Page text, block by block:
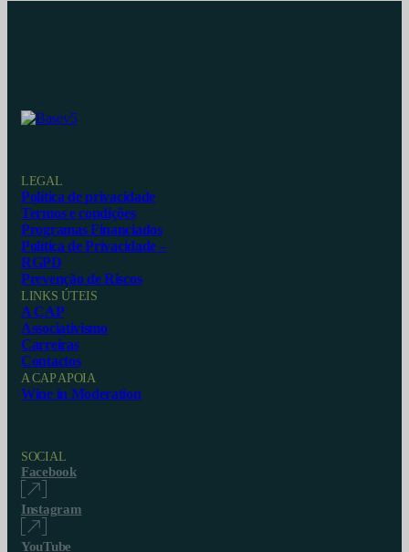
LEGAL
Política de privacidade
Termos e condições
Programas Financiados
Política de Privacidade –
RGPD
Prevenção de Riscos
LINKS ÚTEIS
A CAP
Associativismo
Carreiras
Contactos
A CAP APOIA
Wine in Moderation
SOCIAL
Facebook
Instagram
YouTube